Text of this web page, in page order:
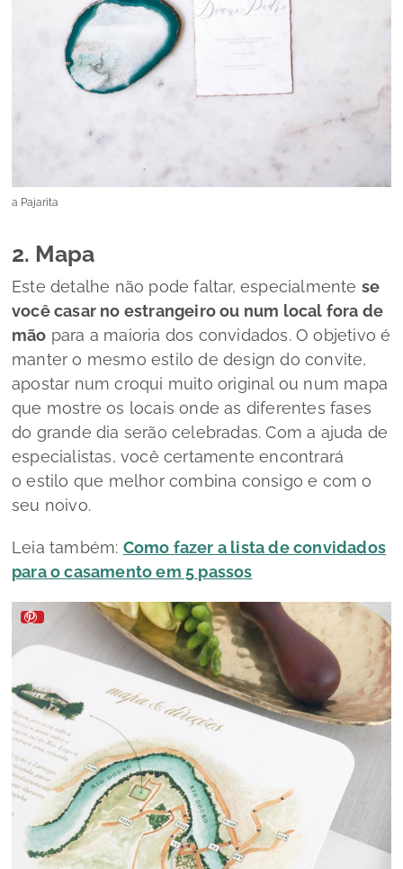
a Pajarita
2. Mapa
Este detalhe não pode faltar, especialmente se
você casar no estrangeiro ou num local fora de
mão para a maioria dos convidados. O objetivo é
manter o mesmo estilo de design do convite,
apostar num croqui muito original ou num mapa
que mostre os locais onde as diferentes fases
do grande dia serão celebradas. Com a ajuda de
especialistas, você certamente encontrará
oestilo que melhor combina consigo e com o
seu noivo.
Leia também: Como fazer a lista de convidados
para o casamento em 5 passos